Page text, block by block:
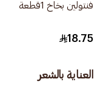
فنتولين بخاخ 1قطعة
18.75
العناية بالشعر